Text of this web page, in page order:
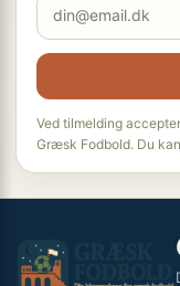
Ved tilmelding
Græsk Fodbold. Du